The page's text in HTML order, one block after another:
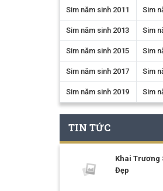
Sim năm sinh 2011 Sim
Sim năm sinh 2013 Sim
Sim năm sinh 2015 Sim
Sim năm sinh 2017 Sim
Sim năm sinh 2019 Sim
TIN TỨC
Khai Trương
Đẹp